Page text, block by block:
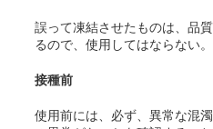
誤って凍結させたものは、品
るので、使用してはならない。
接種前
使用前には、必ず、異常な混